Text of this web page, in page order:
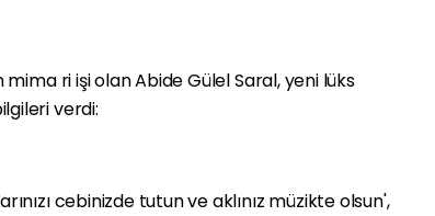
mima ri işi olan Abide Gülel Saral, yeni lüks
verdi:
cebinizde tutun ve aklınız müzikte olsun',